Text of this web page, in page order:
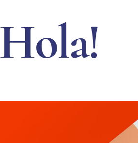
Hola!